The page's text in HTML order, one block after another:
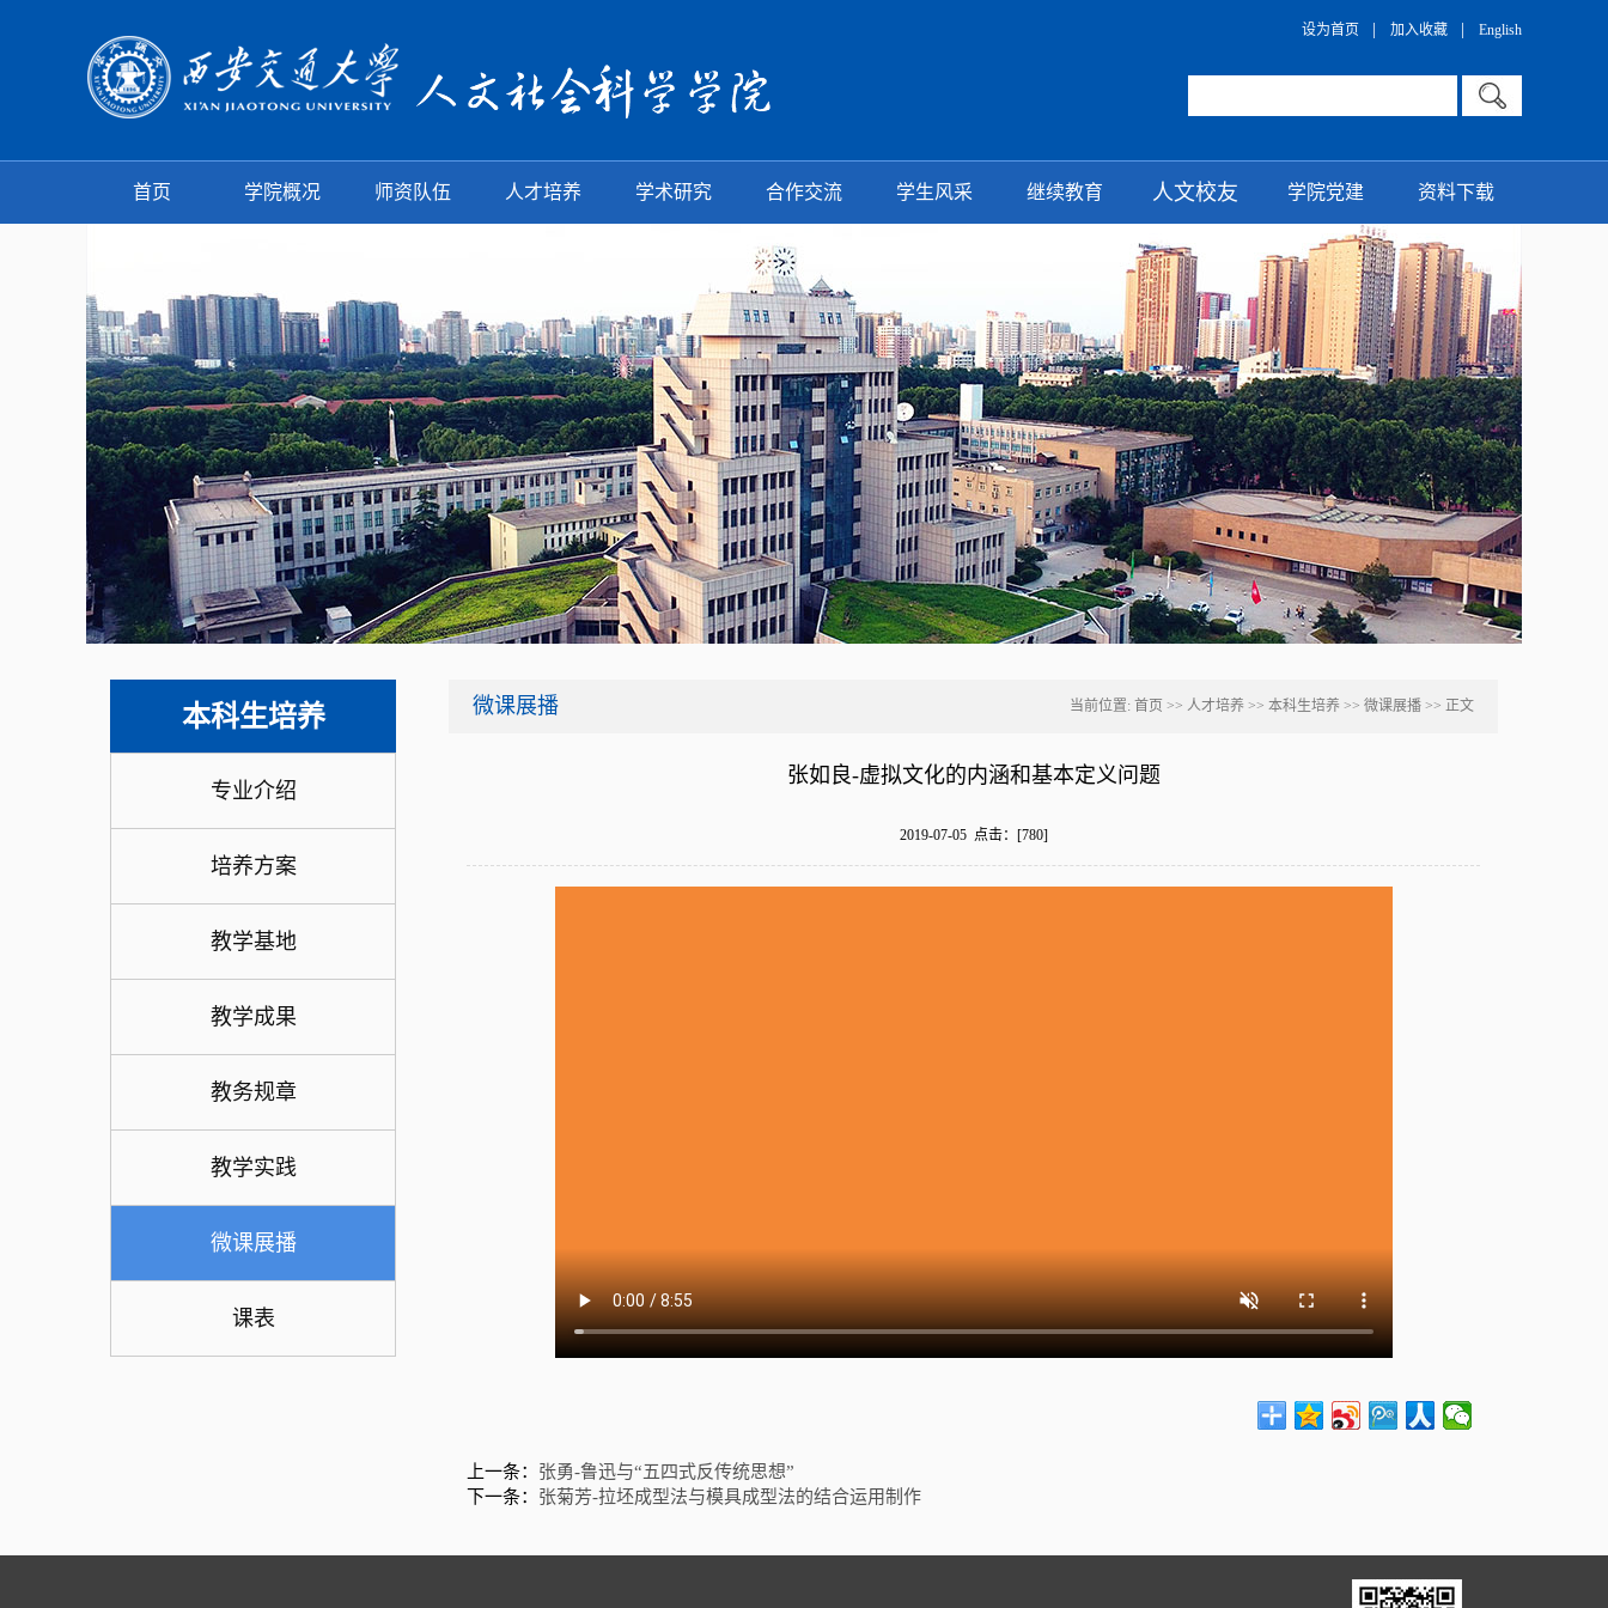
设为首页 | 加入收藏 | English
首页 学院概况 师资队伍 人才培养 学术研究 合作交流 学生风采 继续教育 人文校友 学院党建 资料下载
本科生培养
专业介绍
培养方案
教学基地
教学成果
教务规章
教学实践
微课展播
课表
微课展播 当前位置: 首页 >> 人才培养 >> 本科生培养 >> 微课展播 >> 正文
张如良-虚拟文化的内涵和基本定义问题
2019-07-05 点击：[780]
上一条： 张勇-鲁迅与“五四式反传统思想”
下一条： 张菊芳-拉坯成型法与模具成型法的结合运用制作